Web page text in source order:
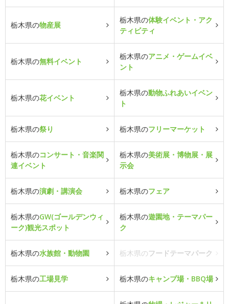
栃木県の物産展
栃木県の体験イベント・アク
ティビティ
栃木県の無料イベント
栃木県のアニメ・ゲームイベ
ント
栃木県の花イベント
栃木県の動物ふれあいイベン
ト
栃木県の祭り 栃木県のフリーマーケット
栃木県のコンサート・音楽関
連イベント
栃木県の美術展・博物展・展
示会
栃木県の演劇・講演会 栃木県のフェア
栃木県のGW(ゴールデンウィ
ーク)観光スポット
栃木県の遊園地・テーマパー
ク
栃木県の水族館・動物園 栃木県のフードテーマパーク
栃木県の工場見学 栃木県のキャンプ場・BBQ場